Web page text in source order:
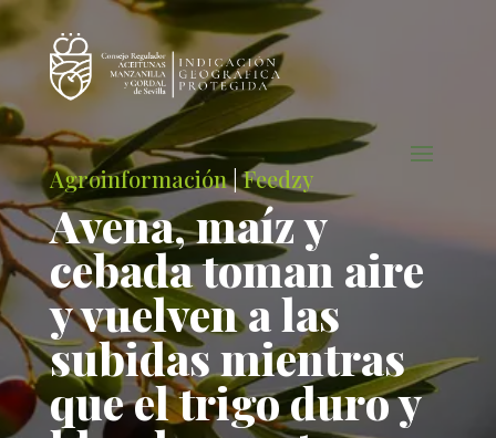
Agroinformación|Feedzy
Avena, maíz y
cebada toman aire
y vuelven a las
subidas mientras
que el trigo duro y